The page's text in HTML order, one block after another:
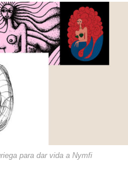
para dar vida a Nymfi